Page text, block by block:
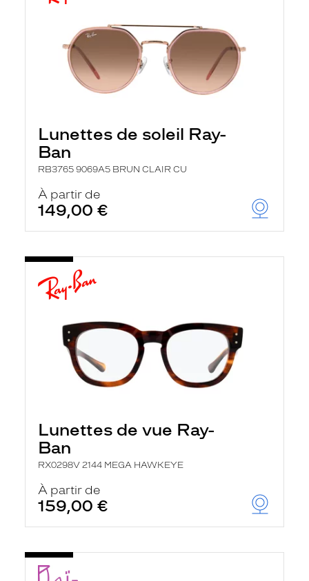
Lunettes de soleil Ray-
Ban
RB3765 9069A5 BRUN CLAIR CU
À partir de
149,00 €
Lunettes de vue Ray-
Ban
RX0298V 2144 MEGA HAWKEYE
À partir de
159,00 €